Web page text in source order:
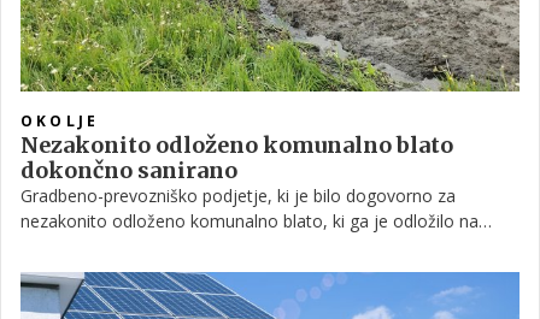
OKOLJE
Nezakonito odloženo komunalno blato
dokončno sanirano
Gradbeno-prevozniško podjetje, ki je bilo dogovorno za
nezakonito odloženo komunalno blato, ki ga je odložilo na
sporočili z inšpektorata za okolje.